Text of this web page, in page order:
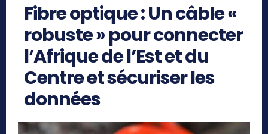
Fibre optique : Un câble «
robuste » pour connecter
l’Afrique de l’Est et du
Centre et sécuriser les
données